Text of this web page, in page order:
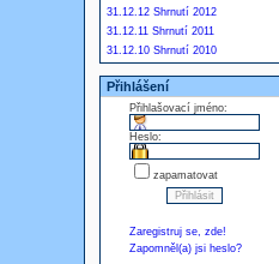
31.12.12 Shrnutí 2012
31.12.11 Shrnutí 2011
31.12.10 Shrnutí 2010
Přihlášení
Přihlašovací jméno:
Heslo:
zapamatovat
Zaregistruj se, zde!
Zapomněl(a) jsi heslo?